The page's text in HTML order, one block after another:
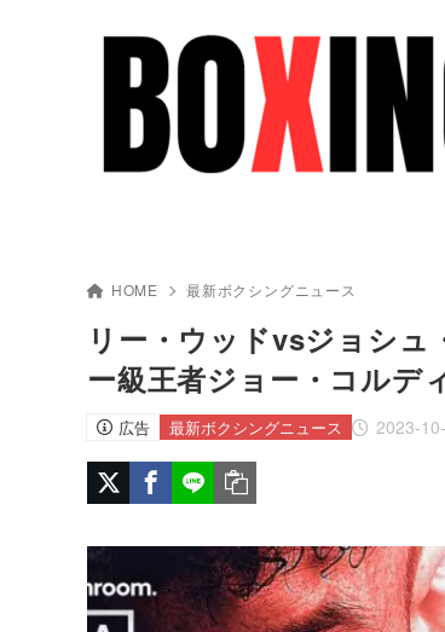
HOME 最新ボクシングニュース
リー・ウッドvsジョシ
ー級王者ジョー・コルデ
広告 2023-
最新ボクシングニュース